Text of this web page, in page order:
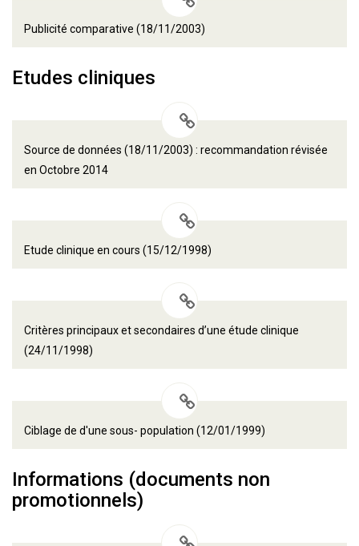
Publicité comparative (18/11/2003)
Etudes cliniques
Source de données (18/11/2003) : recommandation révisée
en Octobre 2014
Etude clinique en cours (15/12/1998)
Critères principaux et secondaires d’une étude clinique
(24/11/1998)
Ciblage de d'une sous- population (12/01/1999)
Informations (documents non
promotionnels)